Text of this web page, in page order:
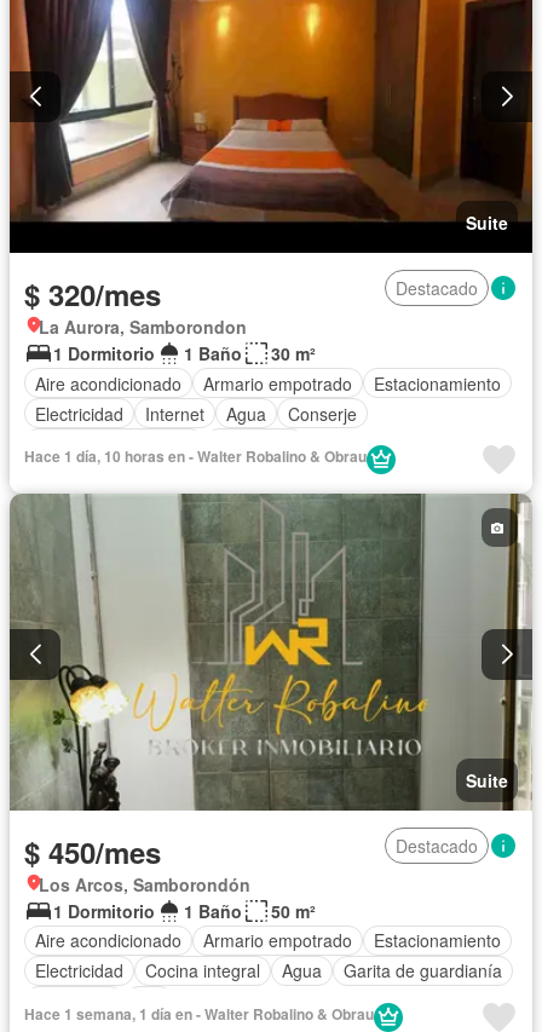
Suite
$ 320/mes
Destacado
La Aurora, Samborondon
1 Dormitorio
1 Baño
30 m²
Aire acondicionado
Armario empotrado
Estacionamiento
Electricidad
Internet Agua
Conserje
Hace 1 día, 10 horas en - Walter Robalino & Obrau
Suite
$ 450/mes
Destacado
Los Arcos, Samborondón
1 Dormitorio
1 Baño
50 m²
Aire acondicionado
Armario empotrado
Estacionamiento
Electricidad
Cocina integral Agua
Garita de guardianía
Hace 1 semana, 1 día en - Walter Robalino & Obrau